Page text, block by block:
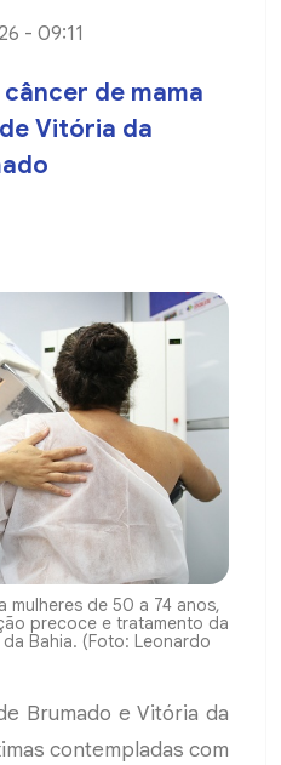
- 09:11
de mama
Vitória da
mulheres de 50 a 74 anos,
precoce e tratamento da
Bahia. (Foto: Leonardo
Brumado e Vitória da
contempladas com